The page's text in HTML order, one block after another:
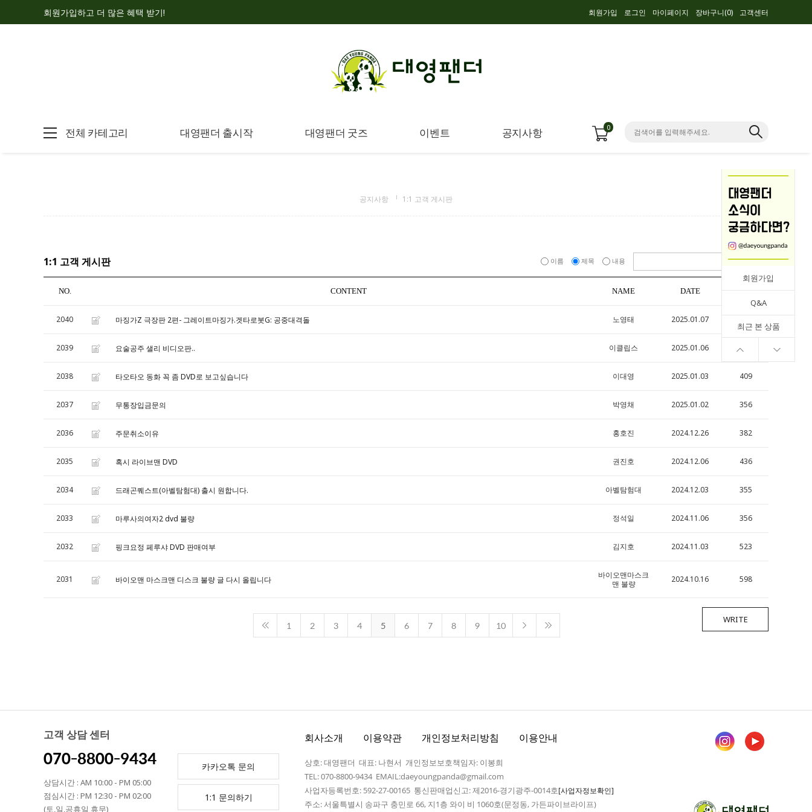
회원가입하고 더 많은 혜택 받기! 회원가입 로그인 마이페이지 장바구니(0) 고객센터
전체 카테고리 대영팬더 출시작 대영팬더 굿즈 이벤트 공지사항 0
회원가입
Q&A
최근 본 상품
공지사항 1:1 고객 게시판
1:1 고객 게시판 이름 제목 내용
NO. CONTENT NAME DATE HITS
2040 마징가Z 극장판 2편- 그레이트마징가.겟타로봇G: 공중대격돌 노영태 2025.01.07
2039 요술공주 샐리 비디오판.. 이클립스 2025.01.06 377
2038 타오타오 동화 꼭 좀 DVD로 보고싶습니다 이대영 2025.01.03 409
2037 무통장입금문의 박영채 2025.01.02 356
2036 주문취소이유 홍호진 2024.12.26 382
2035 혹시 라이브맨 DVD 권진호 2024.12.06 436
2034 드래곤퀘스트(아벨탐험대) 출시 원합니다. 아벨탐험대 2024.12.03 355
2033 마루사의여자2 dvd 불량 정석일 2024.11.06 356
2032 핑크요정 페루샤 DVD 판매여부 김지호 2024.11.03 523
2031 바이오맨 마스크맨 디스크 불량 글 다시 올립니다
바이오맨마스크
맨 불량
2024.10.16 598
WRITE
1 2 3 4 5 6 7 8 9 10
고객 상담 센터
070-8800-9434
상담시간 : AM 10:00 - PM 05:00
점심시간 : PM 12:30 - PM 02:00
(토,일,공휴일 휴무)
카카오톡 문의
1:1 문의하기
회사소개 이용약관 개인정보처리방침 이용안내
상호: 대영팬더 대표: 나현서 개인정보보호책임자: 이봉희
TEL: 070-8800-9434 EMAIL:daeyoungpanda@gmail.com
사업자등록번호: 592-27-00165 통신판매업신고: 제2016-경기광주-0014호[사업자정보확인]
주소: 서울특별시 송파구 충민로 66, 지1층 와이 비 1060호(문정동, 가든파이브라이프)